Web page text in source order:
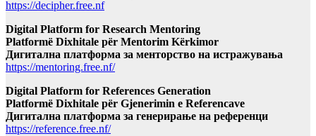
https://decipher.free.nf
Digital Platform for Research Mentoring
Platformë Dixhitale për Mentorim Kërkimor
Дигитална платформа за менторство на истражувања
https://mentoring.free.nf/
Digital Platform for References Generation
Platformë Dixhitale për Gjenerimin e Referencave
Дигитална платформа за генерирање на референци
https://reference.free.nf/